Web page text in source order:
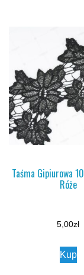
Taśma Gipiurowa
Róże
5,00zł
Kup